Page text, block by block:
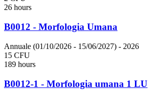
26 hours
B0012 - Morfologia Umana
Annuale (01/10/2026 - 15/06/2027) - 2026
15 CFU
189 hours
B0012-1 - Morfologia umana 1 LU